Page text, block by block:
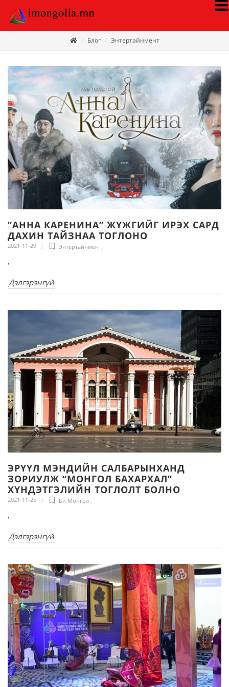
Блог Энтертайнмент
“АННА КАРЕНИНА” ЖҮЖГИЙГ ИРЭХ САРД
ДАХИН ТАЙЗНАА ТОГЛОНО
2021-11-29 Энтертайнмент,
,
Дэлгэрэнгүй
ЭРҮҮЛ МЭНДИЙН САЛБАРЫНХАНД
ЗОРИУЛЖ “МОНГОЛ БАХАРХАЛ”
ХҮНДЭТГЭЛИЙН ТОГЛОЛТ БОЛНО
2021-11-25 Би Монгол ,
,
Дэлгэрэнгүй